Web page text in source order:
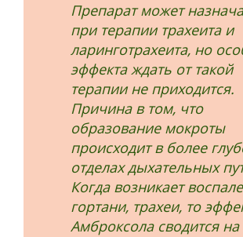
Препарат может
при терапии трахеита и
ларинготрахеита, но
эффекта ждать от такой
терапии не приходится.
Причина в том, что
образование мокроты
происходит в более
отделах дыхательных
Когда возникает
гортани, трахеи, то
Амброксола сводится на